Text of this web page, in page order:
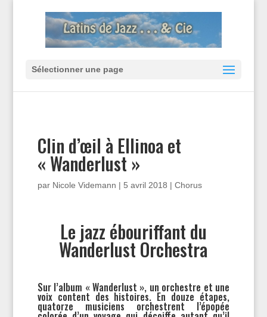
Sélectionner une page
Clin d’œil à Ellinoa et
« Wanderlust »
par Nicole Videmann | 5 avril 2018 | Chorus
Le jazz ébouriffant du
Wanderlust Orchestra
Sur l’album « Wanderlust », un orchestre et une
voix content des histoires. En douze étapes,
quatorze musiciens orchestrent l’épopée